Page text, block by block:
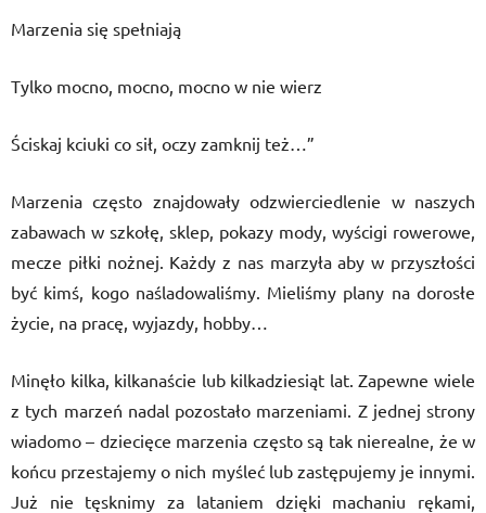
Marzenia się spełniają
Tylko mocno, mocno, mocno w nie wierz
Ściskaj kciuki co sił, oczy zamknij też…”
Marzenia często znajdowały odzwierciedlenie w naszych
zabawach w szkołę, sklep, pokazy mody, wyścigi rowerowe,
mecze piłki nożnej. Każdy z nas marzyła aby w przyszłości
być kimś, kogo naśladowaliśmy. Mieliśmy plany na dorosłe
życie, na pracę, wyjazdy, hobby…
Minęło kilka, kilkanaście lub kilkadziesiąt lat. Zapewne wiele
z tych marzeń nadal pozostało marzeniami. Z jednej strony
wiadomo – dziecięce marzenia często są tak nierealne, że w
końcu przestajemy o nich myśleć lub zastępujemy je innymi.
Już nie tęsknimy za lataniem dzięki machaniu rękami,